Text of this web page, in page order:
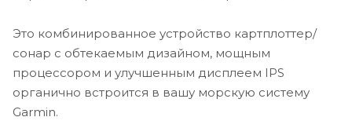
Установите сопряжение с Panoptix или Panoptix
LiveScopeTM, удобным в использовании сонаром
(трансдьюсер продается отдельно) для просмотра
подводных областей вокруг вашего судна в режиме
Это комбинированное устройство картплоттер/
сонар с обтекаемым дизайном, мощным
процессором и улучшенным дисплеем IPS
органично встроится в вашу морскую систему
Garmin.